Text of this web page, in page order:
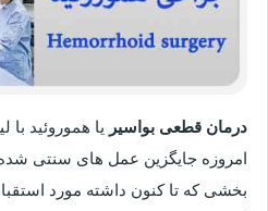
درمان قطعی بواسیر یا هموروئید با
امروزه جایگزین عمل های سنتی
بخشی که تا کنون داشته مورد